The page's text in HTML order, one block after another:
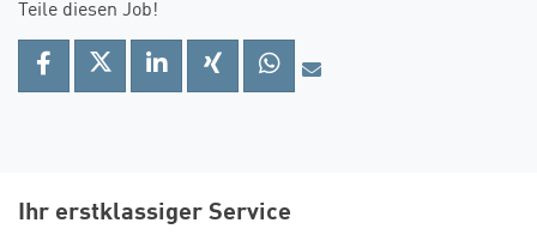
Teile diesen Job!
Ihr erstklassiger Service